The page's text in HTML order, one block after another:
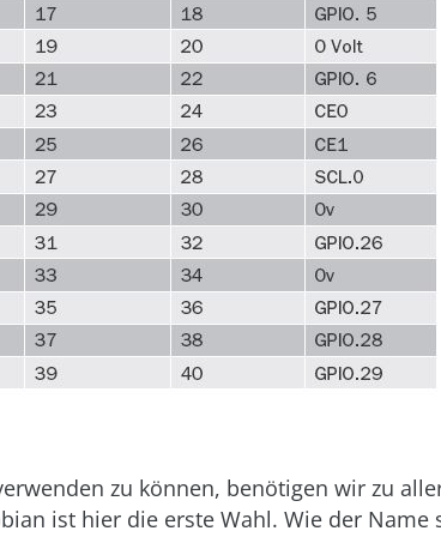
zu können, benötigen wir zu
ist hier die erste Wahl. Wie der Name